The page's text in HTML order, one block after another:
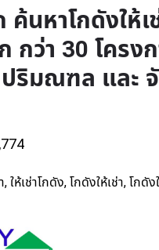
ค้นหาโกดังให้เ
กว่า 30 โครง
ริมณฑล และ
, ให้เช่าโกดัง, โกดังให้เช่า, โกดัง